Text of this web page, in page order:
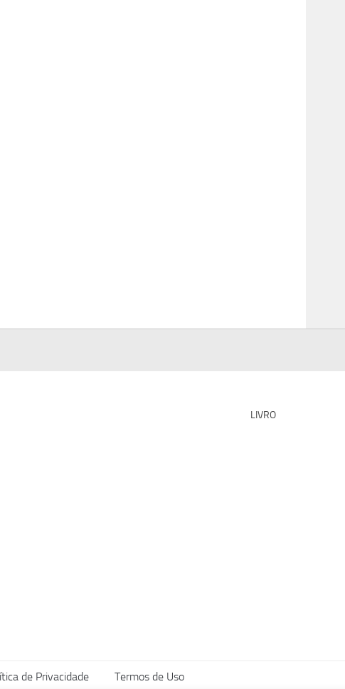
LIVRO
de Privacidade Termos de Uso